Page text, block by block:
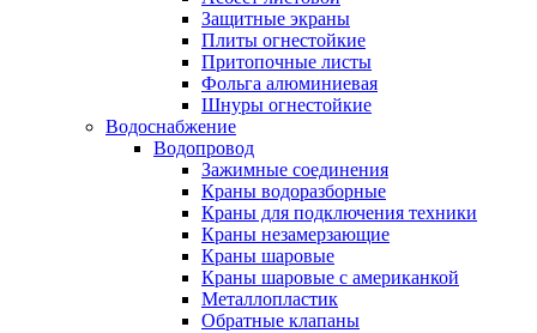
Защитные экраны
Плиты огнестойкие
Притопочные листы
Фольга алюминиевая
Шнуры огнестойкие
Водоснабжение
Водопровод
Зажимные соединения
Краны водоразборные
Краны для подключения техники
Краны незамерзающие
Краны шаровые
Краны шаровые с американкой
Металлопластик
Обратные клапаны